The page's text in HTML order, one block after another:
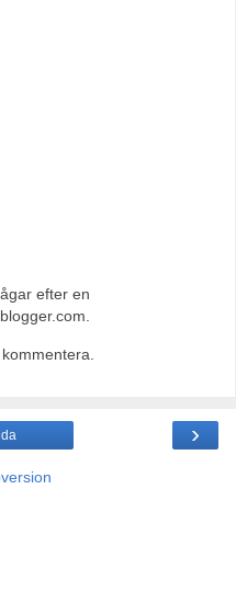
efter en
›